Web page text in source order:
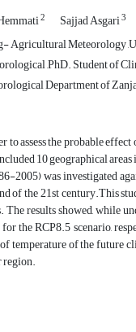
2 Sajjad Asgari3
Agricultural Meteorology
,PhD. Student of
Department of
to assess the probable
10 geographical
2005) was investigated
of the 21st century.This
The results showed, while
the RCP8.5 scenario,
temperature of the future
region.